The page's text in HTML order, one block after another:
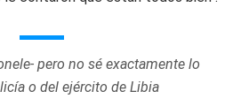
pero no sé exactamente lo
o del ejército de Libia